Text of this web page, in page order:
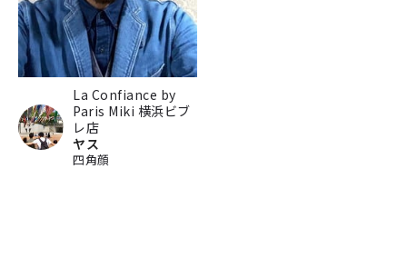
La Confiance by
Paris Miki 横浜ビブ
レ店
ヤス
四角顔